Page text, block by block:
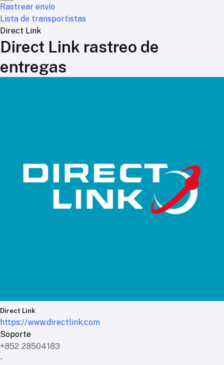
Rastrear envío
Lista de transportistas
Direct Link
Direct Link rastreo de
entregas
Direct Link
https://www.directlink.com
Soporte
+852 28504183
-